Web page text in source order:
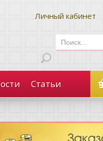
Личный кабинет
Статьи